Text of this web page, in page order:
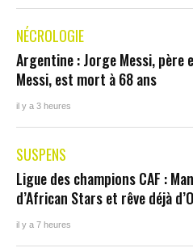
NÉCROLOGIE
Argentine : Jorge Messi, père
Messi, est mort à 68 ans
il y a 3 heures
SUSPENS
Ligue des champions CAF :
d’African Stars et rêve déjà
il y a 7 heures